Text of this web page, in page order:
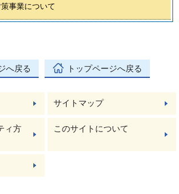
事業について
へ戻る トップページへ戻る
サイトマップ
ィ方
このサイトについて